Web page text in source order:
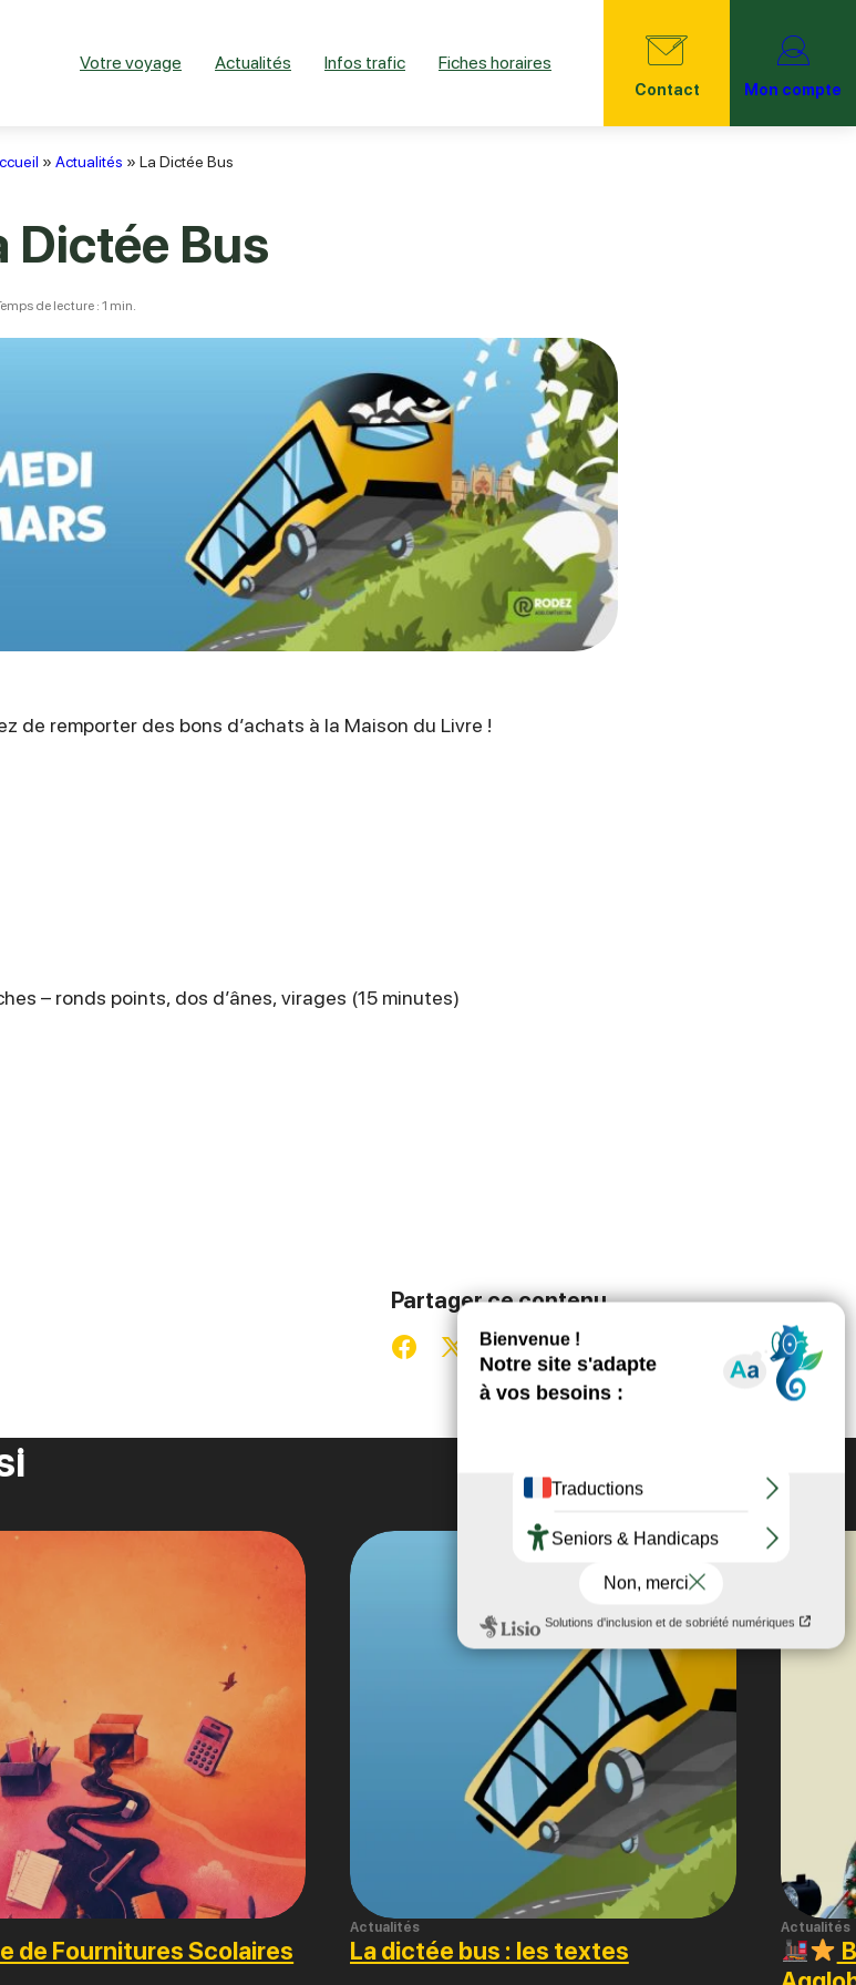
Votre voyage Actualités Infos trafic Fiches horaires
Contact Mon compte
»Actualités »La Dictée Bus
Dictée Bus
de lecture : 1 min.
de remporter des bons d’achats à la Maison du Livre !
– ronds points, dos d’ânes, virages (15 minutes)
Partager ce contenu
Partager sur Facebook (nouvelle fenêtre)
Partager sur X / Twitter (nouvelle fenêtre)
Partager sur WhatsApp
Partager par mail
de Fournitures Scolaires La dictée bus : les textes
Actualités Actualités